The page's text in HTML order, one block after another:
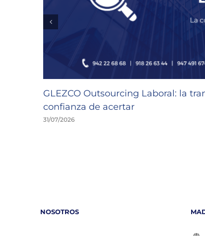
GLEZCO Outsourcing Laboral: la
confianza de acertar
31/07/2026
NOSOTROS